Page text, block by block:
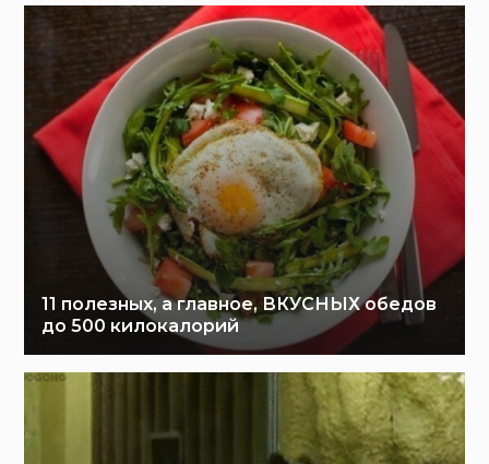
11 полезных, а главное, ВКУСНЫХ обедов
до 500 килокалорий